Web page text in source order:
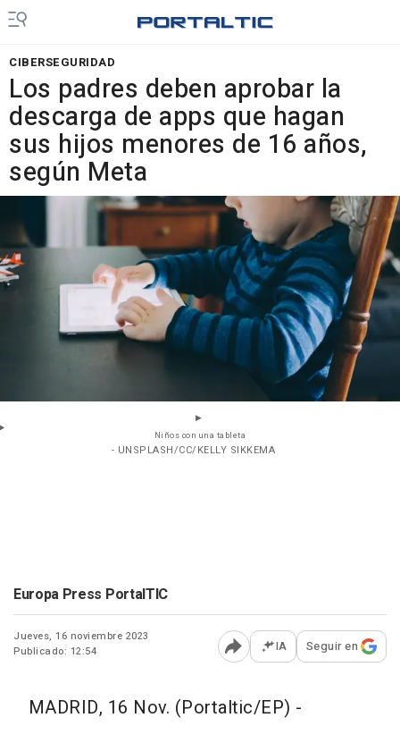
CIBERSEGURIDAD
Los padres deben aprobar la
descarga de apps que hagan
sus hijos menores de 16 años,
según Meta
Niños con una tableta
- UNSPLASH/CC/KELLY SIKKEMA
Europa Press PortalTIC
Jueves, 16 noviembre 2023
Publicado: 12:54
Abrir opciones para
IA Seguir en
MADRID, 16 Nov. (Portaltic/EP) -